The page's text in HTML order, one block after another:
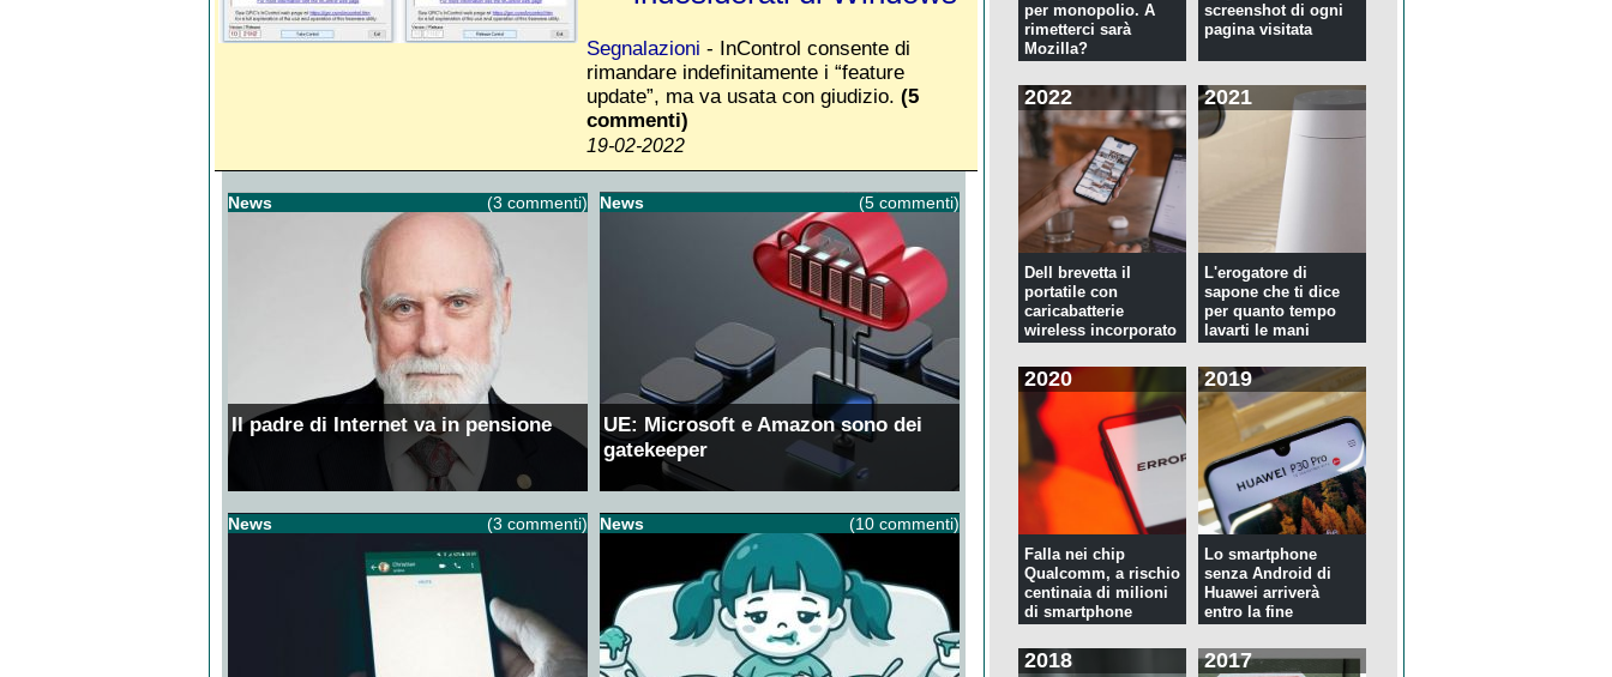
Segnalazioni - InControl consente di
rimandare indefinitamente i “feature
update”, ma va usata con giudizio. (5
commenti)
19-02-2022
per monopolio. A
rimetterci sarà
Mozilla?
screenshot di ogni
pagina visitata
2022
Dell brevetta il
portatile con
caricabatterie
wireless incorporato
2021
L'erogatore di
sapone che ti dice
per quanto tempo
lavarti le mani
2020
Falla nei chip
Qualcomm, a rischio
centinaia di milioni
di smartphone
2019
Lo smartphone
senza Android di
Huawei arriverà
entro la fine
2018 2017
News (3 commenti)
Il padre di Internet va in pensione
News (5 commenti)
UE: Microsoft e Amazon sono dei
gatekeeper
News (3 commenti) News (10 commenti)